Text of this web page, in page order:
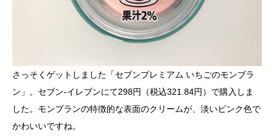
さっそくゲットしました「セブンプレミアム いちごのモンブラ
ン」。セブン-イレブンにて298円（税込321.84円）で購入しま
した。モンブランの特徴的な表面のクリームが、淡いピンク色で
かわいいですね。